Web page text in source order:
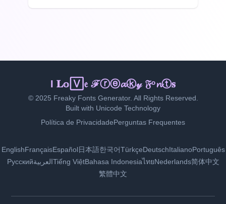
🄸 ᒪ𝚘𝕧𝚎 Fⓡᵉ𝕒𝓀🅈 𝐅𝕠𝕟ｔ🅂
© 2025 Freaky Fonts Generator. All Rights Reserved.
Built with Unicode Technology
Política de PrivacidadePerguntas Frequentes
EnglishFrançaisEspañol日本語한국어TürkçeDeutschItalianoPortuguês
РусскийالعربيةTiếng ViệtBahasa IndonesiaไทยNederlands简体中文
繁體中文